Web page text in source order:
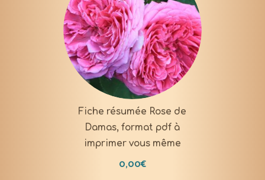
DOWNLOAD
Fiche résumée Rose de
Damas, format pdf à
imprimer vous même
0,00€